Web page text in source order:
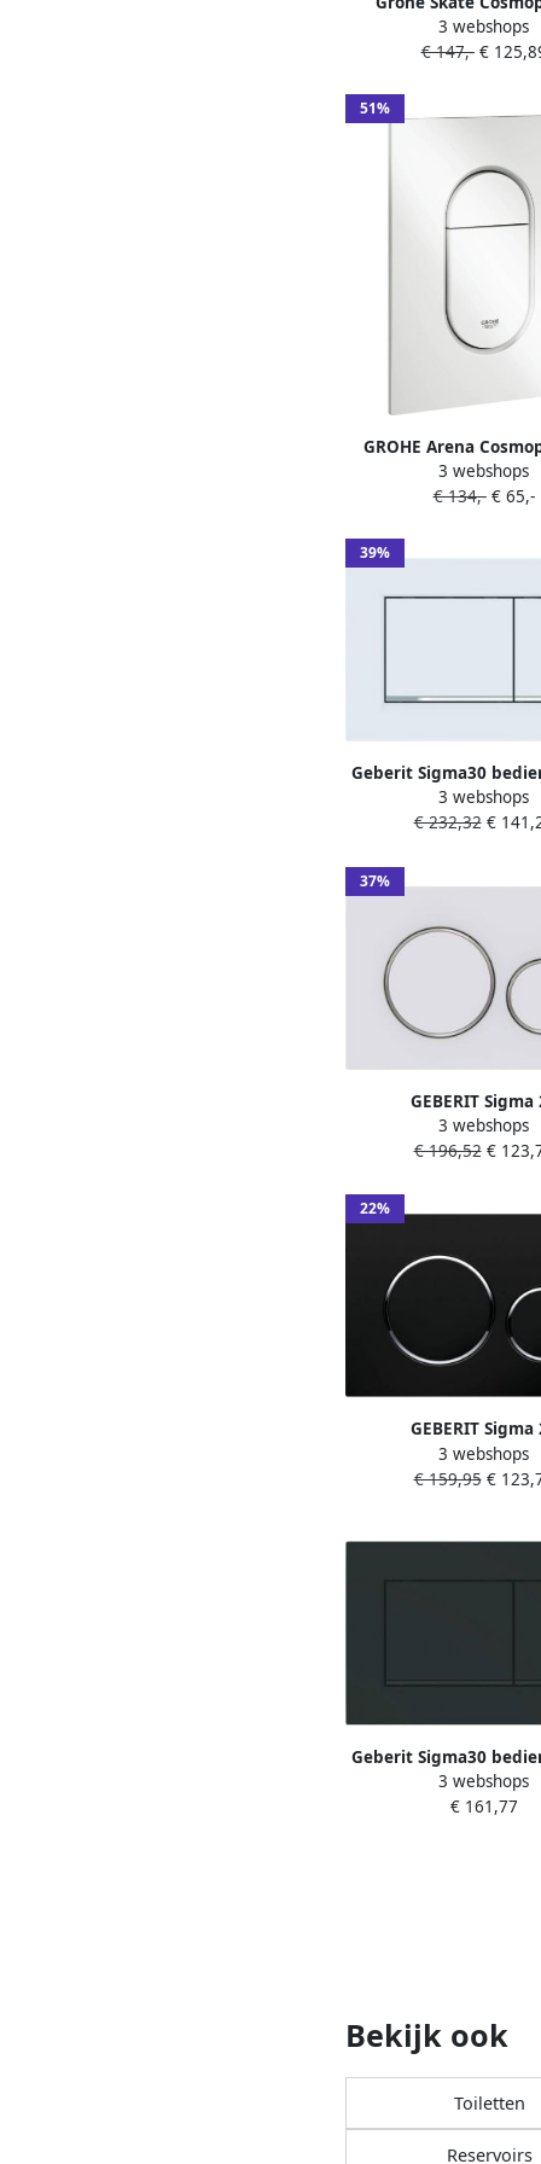
Bedieningspaneel
Horizontaal Verticaal
3 webshops
€ 147,-€
51%
GROHE Arena
Bedieningsplaat
tweeknops 172 x
3 webshops
€ 134,-€ 65,-
39%
Geberit Sigma30
2-toets spoeling
voor toilet
3 webshops
€ 232,32€
37%
GEBERIT Sigma
bedieningspaneel
frontbediend
wit glans verchr.
3 webshops
€ 196,52€
22%
GEBERIT Sigma
bedieningspaneel
frontbediend
3 webshops
€ 159,95€
Geberit Sigma30
2-toets spoeling
voor toilet
3 webshops
€ 161,77
Bekijk ook
Toiletten
Reservoirs